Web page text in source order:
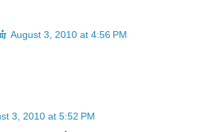
August 3, 2010 at 4:56 PM
3, 2010 at 5:52 PM